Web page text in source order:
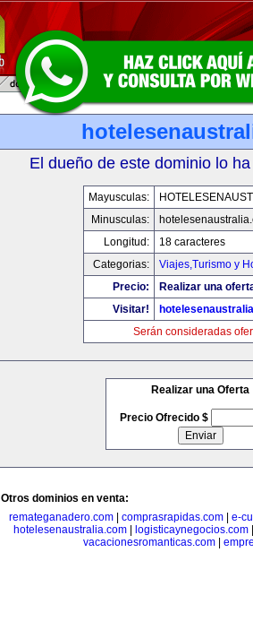
El dueño de este dominio lo
Mayusculas:
Minusculas:
Longitud:
18 caracteres
Categorias:
Viajes,Turismo y
Precio:
Realizar una
Visitar!
Serán consideradas
Realizar una Oferta
Precio Ofrecido $
Otros dominios en venta:
remateganadero.com
comprasrapidas.com
e-
hotelesenaustralia.com| logisticaynegocios.com
vacacionesromanticas.com|